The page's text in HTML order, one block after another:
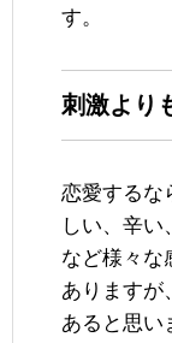
す。
刺激より
恋愛するな
しい、辛い
など様々な
ありますが
あると思い